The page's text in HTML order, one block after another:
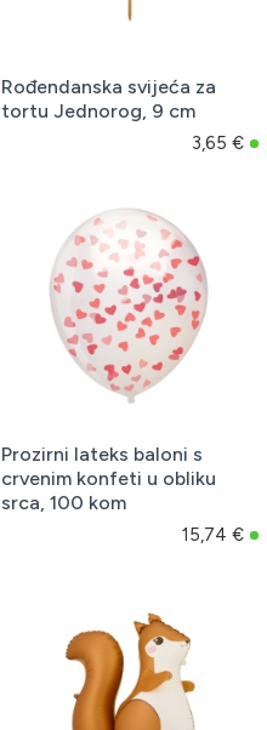
Rođendanska svijeća za
tortu Jednorog, 9 cm
3,65 €
Prozirni lateks baloni s
crvenim konfeti u obliku
srca, 100 kom
15,74 €